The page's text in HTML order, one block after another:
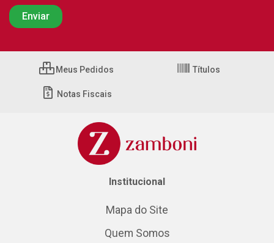
Meus Pedidos Títulos
Notas Fiscais
Institucional
Mapa do Site
Quem Somos